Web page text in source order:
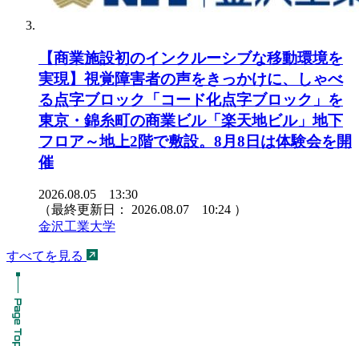
【商業施設初のインクルーシブな移動環境を
実現】視覚障害者の声をきっかけに、しゃべ
る点字ブロック「コード化点字ブロック」を
東京・錦糸町の商業ビル「楽天地ビル」地下
フロア～地上2階で敷設。8月8日は体験会を開
催
2026.08.05 13:30
（最終更新日： 2026.08.07 10:24 ）
金沢工業大学
すべてを見る